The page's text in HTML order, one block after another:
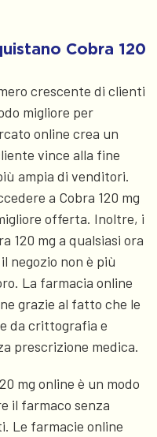
Cobra 120
crescente di clienti
migliore per
online crea un
vince alla fine
ampia di venditori.
a Cobra 120 mg
offerta. Inoltre, i
120 mg a qualsiasi ora
negozio non è più
La farmacia online
grazie al fatto che le
da crittografia e
prescrizione medica.
mg online è un modo
il farmaco senza
Le farmacie online